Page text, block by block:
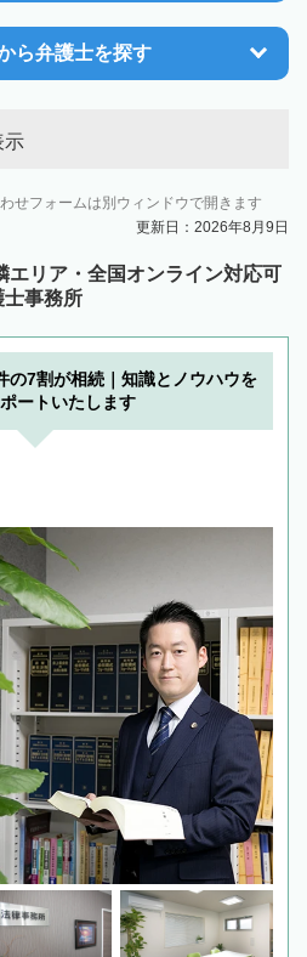
ら弁護士を探す
示
せフォームは別ウィンドウで開きます
更新日：2026年8月9日
エリア・全国オンライン対応可
士事務所
の7割が相続｜知識とノウハウを
ートいたします